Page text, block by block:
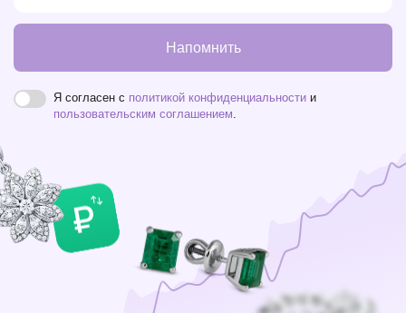
Напомнить
Я согласен с политикой конфиденциальности и
пользовательским соглашением